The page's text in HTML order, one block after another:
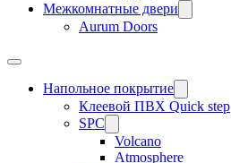
Межкомнатные двери
Aurum Doors
Напольное покрытие
Клеевой ПВХ Quick step
SPC
Volcano
Atmosphere